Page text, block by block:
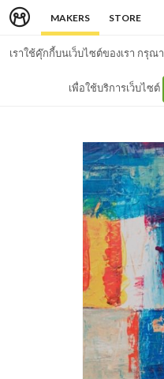
MAKERS STORE
เราใช้คุ๊กกี้บนเว็บไซต์ของเรา กรุ
เพื่อใช้บริการเว็บไซต์